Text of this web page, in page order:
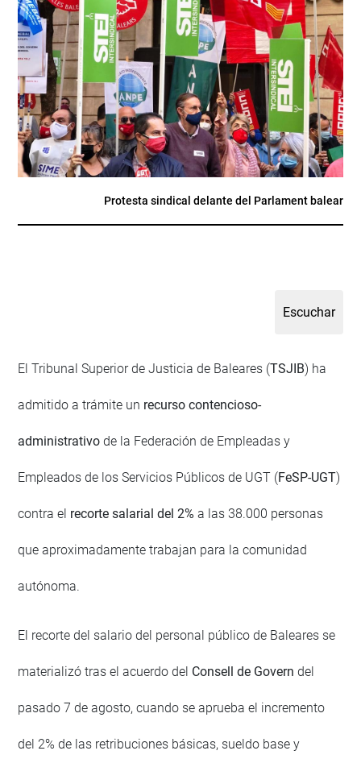
Protesta sindical delante del Parlament balear
El Tribunal Superior de Justicia de Baleares (TSJIB) ha
admitido a trámite un recurso contencioso-
administrativo de la Federación de Empleadas y
Empleados de los Servicios Públicos de UGT (FeSP-UGT)
contra el recorte salarial del 2% a las 38.000 personas
que aproximadamente trabajan para la comunidad
autónoma.
El recorte del salario del personal público de Baleares se
materializó tras el acuerdo del Consell de Govern del
pasado 7 de agosto, cuando se aprueba el incremento
del 2% de las retribuciones básicas, sueldo base y